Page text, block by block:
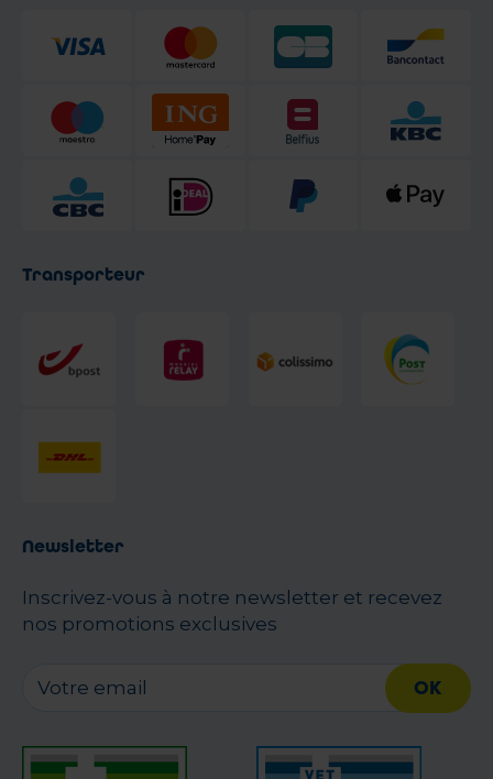
Transporteur
Newsletter
Inscrivez-vous à notre newsletter et recevez
nos promotions exclusives
OK